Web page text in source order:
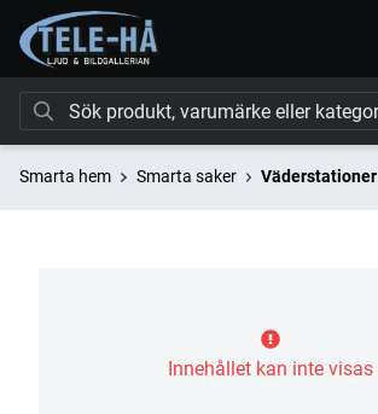
Smarta hem Smarta saker Väderstationer
Innehållet kan inte visas